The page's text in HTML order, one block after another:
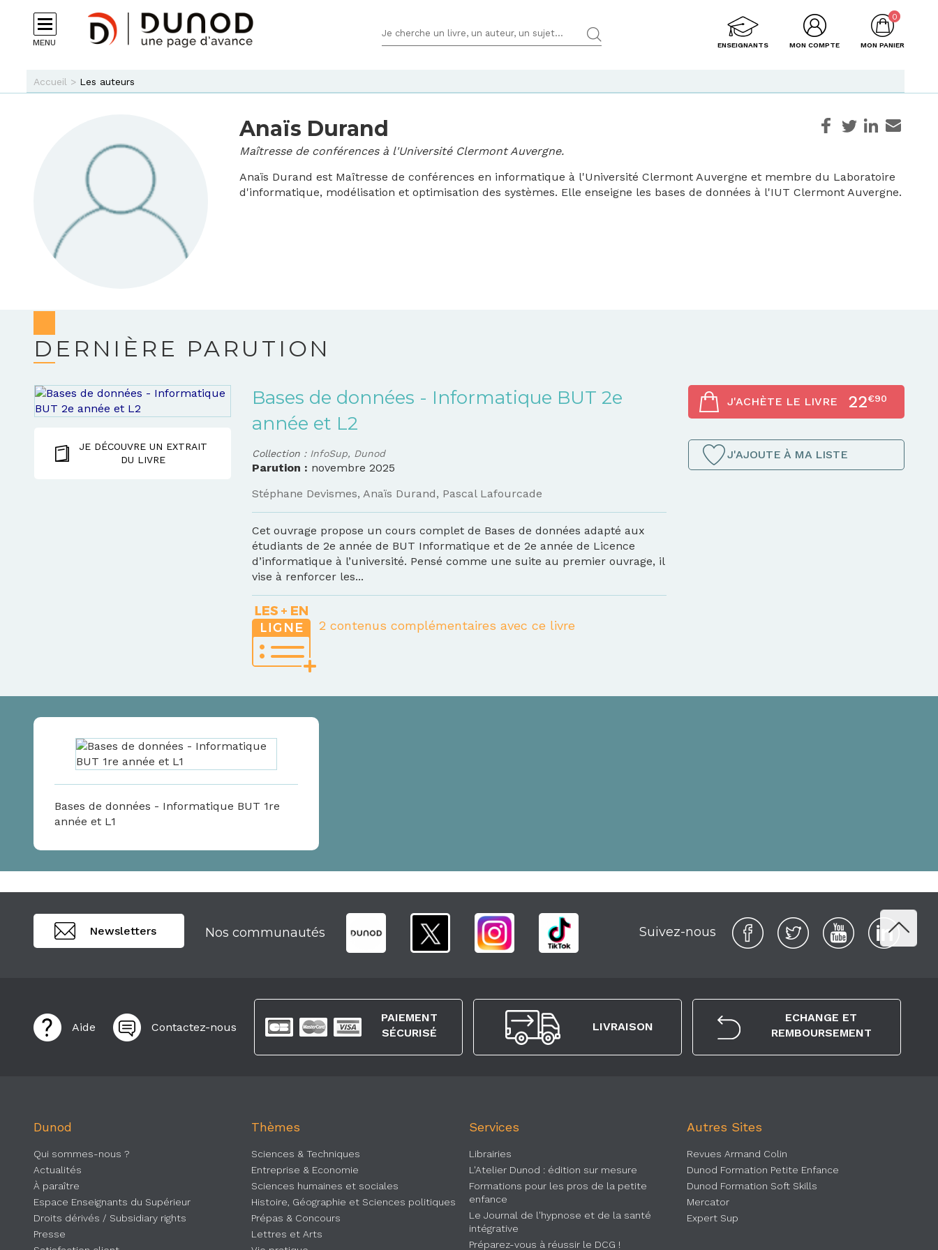
MENU
TERMES DE RECHERCHES
MON PANIER
0
MON COMPTE
ENSEIGNANTS
Vous êtes ici
Accueil > Les auteurs
Anaïs Durand
Maîtresse de conférences à l'Université Clermont Auvergne.
Anaïs Durand est Maîtresse de conférences en informatique à l'Université Clermont Auvergne et membre du Laboratoire
d'informatique, modélisation et optimisation des systèmes. Elle enseigne les bases de données à l'IUT Clermont Auvergne.
DERNIÈRE PARUTION
JE DÉCOUVRE UN EXTRAIT
DU LIVRE
Bases de données - Informatique BUT 2e
année et L2
Collection : InfoSup, Dunod
Parution : novembre 2025
Stéphane Devismes, Anaïs Durand, Pascal Lafourcade
Cet ouvrage propose un cours complet de Bases de données adapté aux
étudiants de 2e année de BUT Informatique et de 2e année de Licence
d’informatique à l’université. Pensé comme une suite au premier ouvrage, il
vise à renforcer les...
2 contenus complémentaires avec ce livre
J'ACHÈTE LE LIVRE 22€90
J'AJOUTE À MA LISTE
Bases de données - Informatique BUT 1re
année et L1
Newsletters Nos communautés Suivez-nous
Aide Contactez-nous
PAIEMENT
SÉCURISÉ
LIVRAISON
ECHANGE ET
REMBOURSEMENT
Dunod
Qui sommes-nous ?
Actualités
À paraître
Espace Enseignants du Supérieur
Droits dérivés / Subsidiary rights
Presse
Thèmes
Sciences & Techniques
Entreprise & Economie
Sciences humaines et sociales
Histoire, Géographie et Sciences politiques
Prépas & Concours
Lettres et Arts
Services
Librairies
L'Atelier Dunod : édition sur mesure
Formations pour les pros de la petite
enfance
Le Journal de l'hypnose et de la santé
intégrative
Préparez-vous à réussir le DCG !
Autres Sites
Revues Armand Colin
Dunod Formation Petite Enfance
Dunod Formation Soft Skills
Mercator
Expert Sup